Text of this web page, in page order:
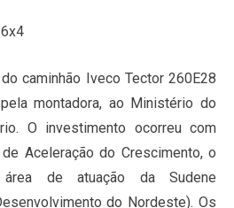
caminhão Iveco Tector 260E28
montadora, ao Ministério do
O investimento ocorreu com
Aceleração do Crescimento, o
de atuação da Sudene
do Nordeste). Os